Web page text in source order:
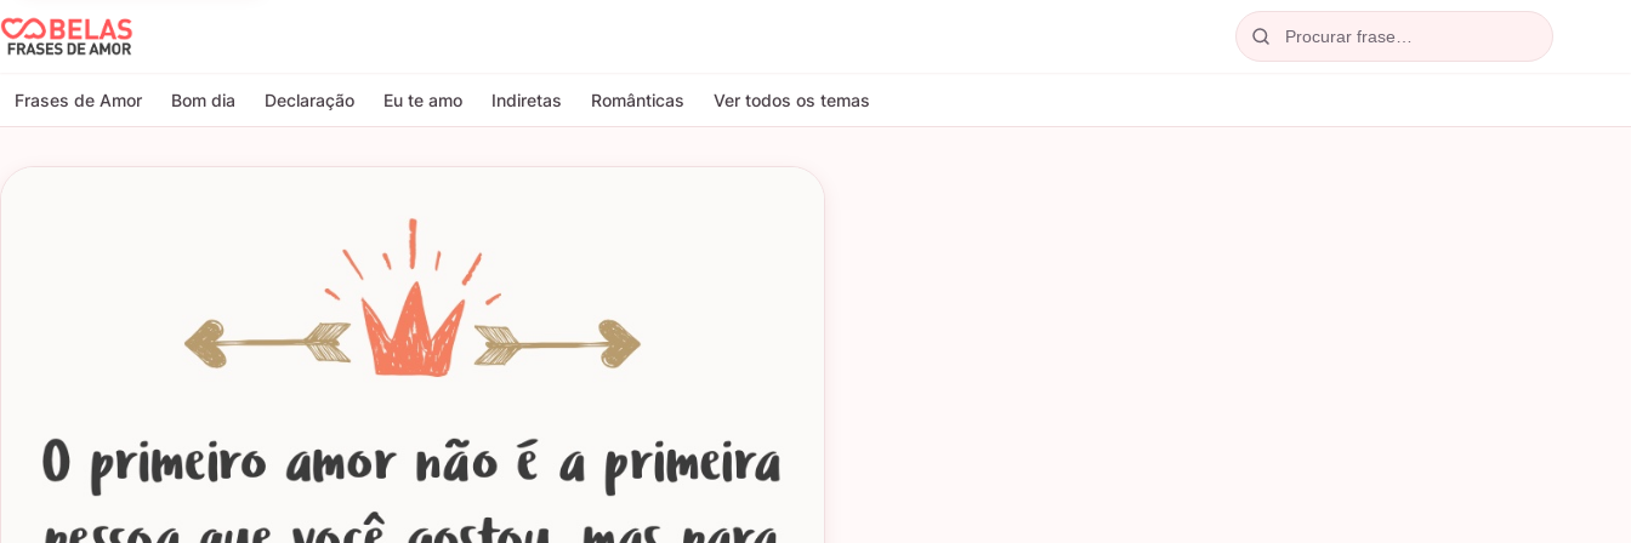
Belas Frases de Amor
Frases de Amor Bom dia Declaração Eu te amo Indiretas Românticas Ver todos os temas